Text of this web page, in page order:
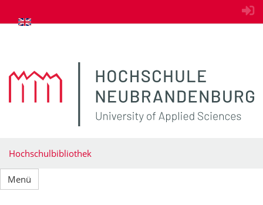
zum Inhalt springen
Hochschulbibliothek
Menü